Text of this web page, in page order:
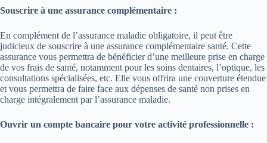
Souscrire à une assurance complémentaire :
En complément de l’assurance maladie obligatoire, il peut être
judicieux de souscrire à une assurance complémentaire santé. Cette
assurance vous permettra de bénéficier d’une meilleure prise en charge
de vos frais de santé, notamment pour les soins dentaires, l’optique, les
consultations spécialisées, etc. Elle vous offrira une couverture étendue
et vous permettra de faire face aux dépenses de santé non prises en
charge intégralement par l’assurance maladie.
Ouvrir un compte bancaire pour votre activité professionnelle :